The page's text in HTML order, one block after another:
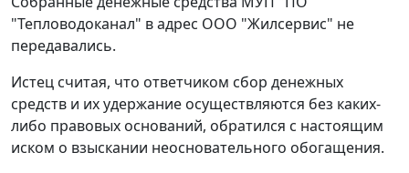
"Тепловодоканал" в адрес ООО "Жилсервис" не
передавались.
Истец считая, что ответчиком сбор денежных
средств и их удержание осуществляются без каких-
либо правовых оснований, обратился с настоящим
иском о взыскании неосновательного обогащения.